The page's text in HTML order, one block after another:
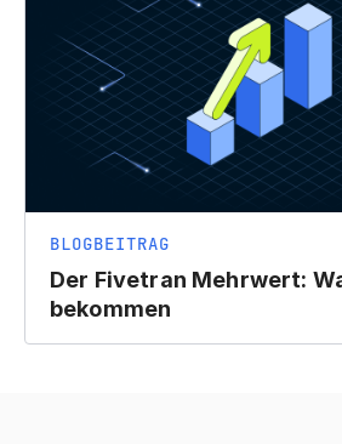
BLOGBEITRAG
Der Fivetran Mehrwert:
bekommen